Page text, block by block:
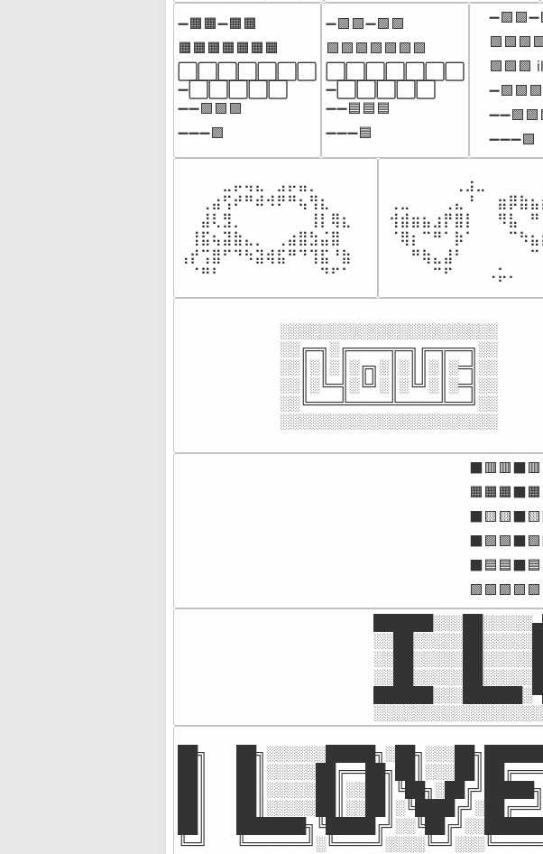
➖🟧🟧➖🟧🟧
🟧🟧🟧🟧🟧🟧🟧
➖⬜⬜⬜⬜⬜
➖➖🟪🟪🟪
➖➖➖🟪
➖🟩🟩➖🟩🟩
🟩🟩🟩🟩🟩🟩🟩
➖⬜⬜⬜⬜⬜
➖➖🟦🟦🟦
➖➖➖🟦
🟩🟩🟩
➖➖➖🟩
⠀⠀⠀⠀⣀⡤⢤⣄⠀⣠⡤⣤⡀⠀⠀⠀
⠀⠀⢀⣴⢫⠞⠛⠾⠺⠟⠛⢦⢻⣆⠀⠀
⠀⠀⣼⢇⣻⡀⠀⠀⠀⠀⠀⠀⢸⡇⢿⣆⠀
⠀⢸⣯⢦⣽⣷⣄⡀⠀⢀⣴⣿⣳⣬⣿⠀
⢠⡞⢩⣿⠋⠙⠳⣽⢾⣯⠛⠙⢹⣯⠘⣷
⠀⠈⠛⠃⠀⠀⠀⠀⠀⠀⠀⠀⠀⠙⠋⠁⠀⠀
░░░░░░░░░░░░░░░░░░░░░░
░░╔═╗░╔════╦═╗╔═╦══╗░░
░░║░║░║░╔╗░║░║║░║░═╣░░
░░║░╚═╣░╚╝░║░╚╝░║░═╣░░
░░╚═══╩════╩════╩══╝░░
░░░░░░░░░░░░░░░░░░░░░░
██╗
██║
██║
██║
██║
╚═╝